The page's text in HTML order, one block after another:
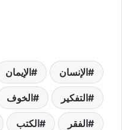
الإنسان الإيمان
التفكير الخوف
الفقر الكتب